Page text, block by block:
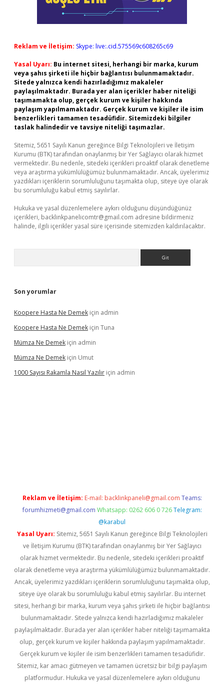
Reklam ve İletişim: Skype: live:.cid.575569c608265c69
Yasal Uyarı: Bu internet sitesi, herhangi bir marka, kurum
veya şahıs şirketi ile hiçbir bağlantısı bulunmamaktadır.
Sitede yalnızca kendi hazırladığımız makaleler
paylaşılmaktadır. Burada yer alan içerikler haber niteliği
taşımamakta olup, gerçek kurum ve kişiler hakkında
paylaşım yapılmamaktadır. Gerçek kurum ve kişiler ile isim
benzerlikleri tamamen tesadüfidir. Sitemizdeki bilgiler
taslak halindedir ve tavsiye niteliği taşımazlar.
Sitemiz, 5651 Sayılı Kanun gereğince Bilgi Teknolojileri ve İletişim
Kurumu (BTK) tarafından onaylanmış bir Yer Sağlayıcı olarak hizmet
vermektedir. Bu nedenle, sitedeki içerikleri proaktif olarak denetleme
veya araştırma yükümlülüğümüz bulunmamaktadır. Ancak, üyelerimiz
yazdıkları içeriklerin sorumluluğunu taşımakta olup, siteye üye olarak
bu sorumluluğu kabul etmiş sayılırlar.
Hukuka ve yasal düzenlemelere aykırı olduğunu düşündüğünüz
içerikleri, backlinkpanelicomtr@gmail.com adresine bildirmeniz
halinde, ilgili içerikler yasal süre içerisinde sitemizden kaldırılacaktır.
Son yorumlar
Koopere Hasta Ne Demek için admin
Koopere Hasta Ne Demek için Tuna
Mümza Ne Demek için admin
Mümza Ne Demek için Umut
1000 Sayısı Rakamla Nasıl Yazılır için admin
Reklam ve İletişim: E-mail: backlinkpaneli@gmail.com Teams:
forumhizmeti@gmail.com Whatsapp: 0262 606 0 726 Telegram:
@karabul
Yasal Uyarı: Sitemiz, 5651 Sayılı Kanun gereğince Bilgi Teknolojileri
ve İletişim Kurumu (BTK) tarafından onaylanmış bir Yer Sağlayıcı
olarak hizmet vermektedir. Bu nedenle, sitedeki içerikleri proaktif
olarak denetleme veya araştırma yükümlülüğümüz bulunmamaktadır.
Ancak, üyelerimiz yazdıkları içeriklerin sorumluluğunu taşımakta olup,
siteye üye olarak bu sorumluluğu kabul etmiş sayılırlar. Bu internet
sitesi, herhangi bir marka, kurum veya şahıs şirketi ile hiçbir bağlantısı
bulunmamaktadır. Sitede yalnızca kendi hazırladığımız makaleler
paylaşılmaktadır. Burada yer alan içerikler haber niteliği taşımamakta
olup, gerçek kurum ve kişiler hakkında paylaşım yapılmamaktadır.
Gerçek kurum ve kişiler ile isim benzerlikleri tamamen tesadüfidir.
Sitemiz, kar amacı gütmeyen ve tamamen ücretsiz bir bilgi paylaşım
platformudur. Hukuka ve yasal düzenlemelere aykırı olduğunu